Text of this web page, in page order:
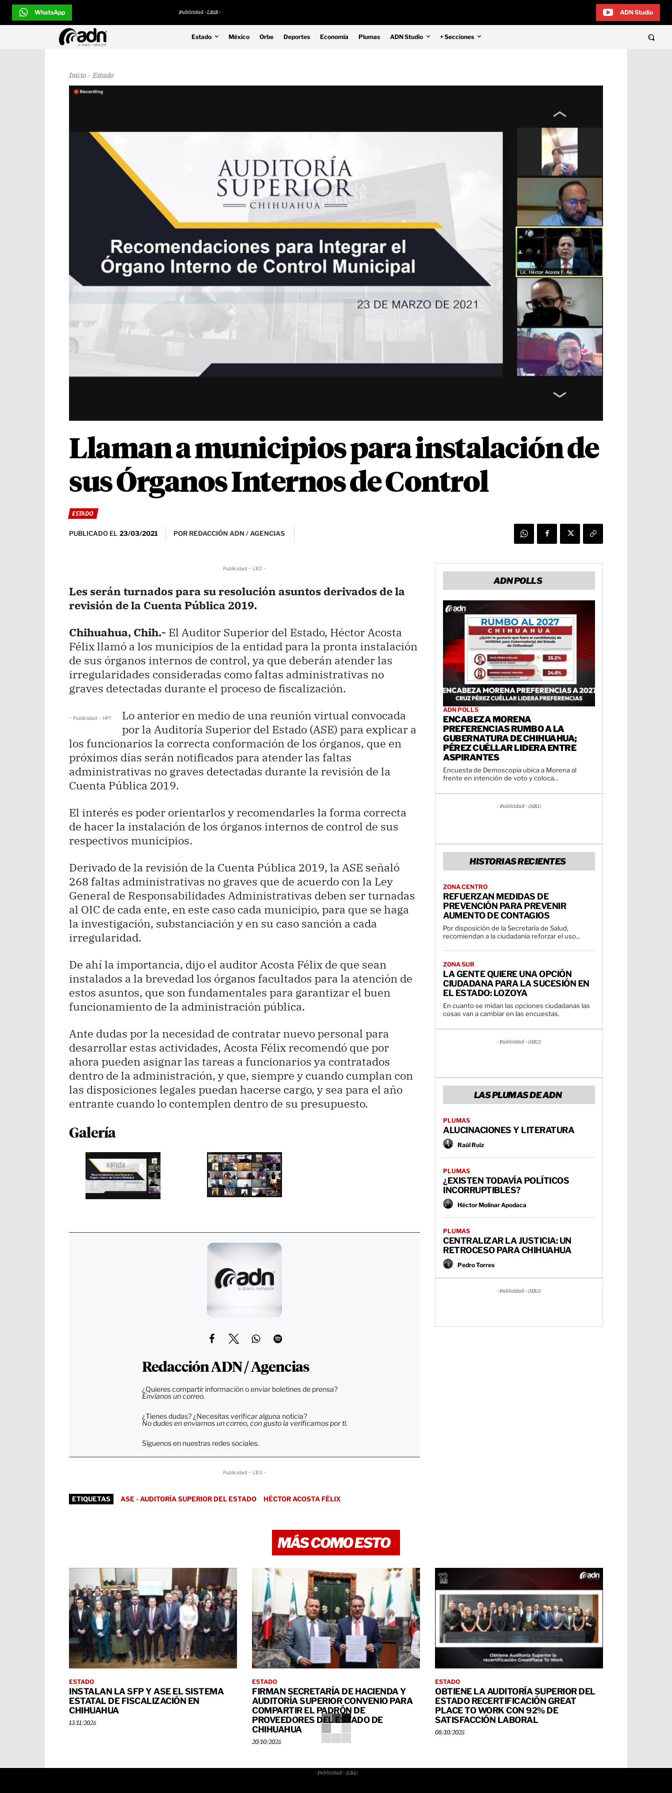
WhatsApp Publicidad - LB1B - ADN Studio
Estado México Orbe Deportes Economía Plumas ADN Studio + Secciones
Inicio Estado
Llaman a municipios para instalación de
sus Órganos Internos de Control
ESTADO
PUBLICADO EL 23/03/2021 POR REDACCIÓN ADN / AGENCIAS
Publicidad - LB2 -
Les serán turnados para su resolución asuntos derivados de la
revisión de la Cuenta Pública 2019.
Chihuahua, Chih.- El Auditor Superior del Estado, Héctor Acosta
Félix llamó a los municipios de la entidad para la pronta instalación
de sus órganos internos de control, ya que deberán atender las
irregularidades consideradas como faltas administrativas no
graves detectadas durante el proceso de fiscalización.
- Publicidad - HP1
Lo anterior en medio de una reunión virtual convocada
por la Auditoría Superior del Estado (ASE) para explicar a
los funcionarios la correcta conformación de los órganos, que en
próximos días serán notificados para atender las faltas
administrativas no graves detectadas durante la revisión de la
Cuenta Pública 2019.
El interés es poder orientarlos y recomendarles la forma correcta
de hacer la instalación de los órganos internos de control de sus
respectivos municipios.
Derivado de la revisión de la Cuenta Pública 2019, la ASE señaló
268 faltas administrativas no graves que de acuerdo con la Ley
General de Responsabilidades Administrativas deben ser turnadas
al OIC de cada ente, en este caso cada municipio, para que se haga
la investigación, substanciación y en su caso sanción a cada
irregularidad.
De ahí la importancia, dijo el auditor Acosta Félix de que sean
instalados a la brevedad los órganos facultados para la atención de
estos asuntos, que son fundamentales para garantizar el buen
funcionamiento de la administración pública.
Ante dudas por la necesidad de contratar nuevo personal para
desarrollar estas actividades, Acosta Félix recomendó que por
ahora pueden asignar las tareas a funcionarios ya contratados
dentro de la administración, y que, siempre y cuando cumplan con
las disposiciones legales puedan hacerse cargo, y sea para el año
entrante cuando lo contemplen dentro de su presupuesto.
Galería
Redacción ADN / Agencias
¿Quieres compartir información o enviar boletines de prensa?
Envíanos un correo.
¿Tienes dudas? ¿Necesitas verificar alguna noticia?
No dudes en enviarnos un correo, con gusto la verificamos por tí.
Síguenos en nuestras redes sociales.
Publicidad - LB3 -
ETIQUETAS ASE - AUDITORÍA SUPERIOR DEL ESTADO HÉCTOR ACOSTA FÉLIX
ADN POLLS
ADN POLLS
ENCABEZA MORENA
PREFERENCIAS RUMBO A LA
GUBERNATURA DE CHIHUAHUA;
PÉREZ CUÉLLAR LIDERA ENTRE
ASPIRANTES
Encuesta de Demoscopia ubica a Morena al
frente en intención de voto y coloca...
- Publicidad - (MR1)
HISTORIAS RECIENTES
ZONA CENTRO
REFUERZAN MEDIDAS DE
PREVENCIÓN PARA PREVENIR
AUMENTO DE CONTAGIOS
Por disposición de la Secretaría de Salud,
recomiendan a la ciudadanía reforzar el uso...
ZONA SUR
LA GENTE QUIERE UNA OPCIÓN
CIUDADANA PARA LA SUCESIÓN EN
EL ESTADO: LOZOYA
En cuanto se midan las opciones ciudadanas las
cosas van a cambiar en las encuestas.
- Publicidad - (MR2)
LAS PLUMAS DE ADN
PLUMAS
ALUCINACIONES Y LITERATURA
Raúl Ruiz
PLUMAS
¿EXISTEN TODAVÍA POLÍTICOS
INCORRUPTIBLES?
Héctor Molinar Apodaca
PLUMAS
CENTRALIZAR LA JUSTICIA: UN
RETROCESO PARA CHIHUAHUA
Pedro Torres
- Publicidad - (MR3)
MÁS COMO ESTO
ESTADO
INSTALAN LA SFP Y ASE EL SISTEMA
ESTATAL DE FISCALIZACIÓN EN
CHIHUAHUA
13/11/2025
ESTADO
FIRMAN SECRETARÍA DE HACIENDA Y
AUDITORÍA SUPERIOR CONVENIO PARA
COMPARTIR EL PADRÓN DE
PROVEEDORES DEL ESTADO DE
CHIHUAHUA
20/10/2025
ESTADO
OBTIENE LA AUDITORÍA SUPERIOR DEL
ESTADO RECERTIFICACIÓN GREAT
PLACE TO WORK CON 92% DE
SATISFACCIÓN LABORAL
08/10/2025
- Publicidad - (LB4)